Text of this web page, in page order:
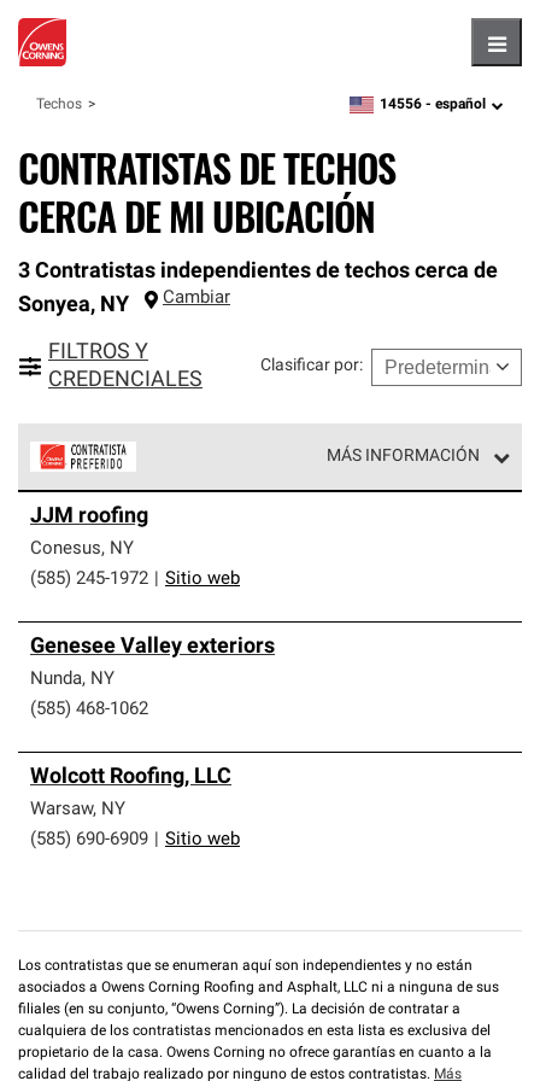
Techos zipcode,language
14556 - español
CONTRATISTAS DE TECHOS
CERCA DE MI UBICACIÓN
3 Contratistas independientes de techos cerca de
Sonyea, NY Cambiar
FILTROS Y
CREDENCIALES
Clasificar por:
MÁS INFORMACIÓN
parte de una red exclusiva de profesionales de techos
que cumplen con altos estándares y requisitos estrictos
de profesionalismo y confiabilidad.
JJM roofing
Conesus, NY
(585) 245-1972
Sitio web
Genesee Valley exteriors
Nunda, NY
(585) 468-1062
Wolcott Roofing, LLC
Warsaw, NY
(585) 690-6909
Sitio web
Los contratistas que se enumeran aquí son independientes y no están
asociados a Owens Corning Roofing and Asphalt, LLC ni a ninguna de sus
filiales (en su conjunto, “Owens Corning”). La decisión de contratar a
cualquiera de los contratistas mencionados en esta lista es exclusiva del
propietario de la casa. Owens Corning no ofrece garantías en cuanto a la
calidad del trabajo realizado por ninguno de estos contratistas. Más